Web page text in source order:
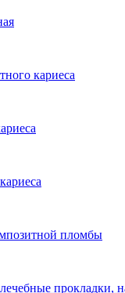
кариеса
пломбы
прокладки,